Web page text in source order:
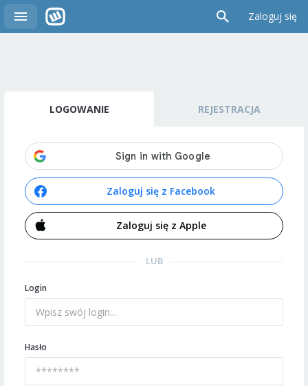
Zaloguj się
LOGOWANIE REJESTRACJA
Zaloguj się z Facebook
Zaloguj się z Apple
LUB
Login
Hasło